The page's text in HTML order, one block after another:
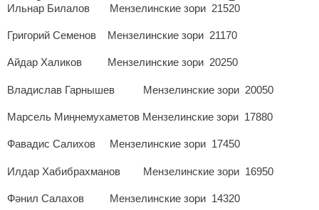
Ильнар Билалов Мензелинские зори 21520
Григорий Семенов Мензелинские зори 21170
Айдар Халиков Мензелинские зори 20250
Владислав Гарнышев Мензелинские зори 20050
Марсель Миңнемухаметов Мензелинские зори 17880
Фавадис Салихов Мензелинские зори 17450
Илдар Хабибрахманов Мензелинские зори 16950
Фәнил Салахов Мензелинские зори 14320